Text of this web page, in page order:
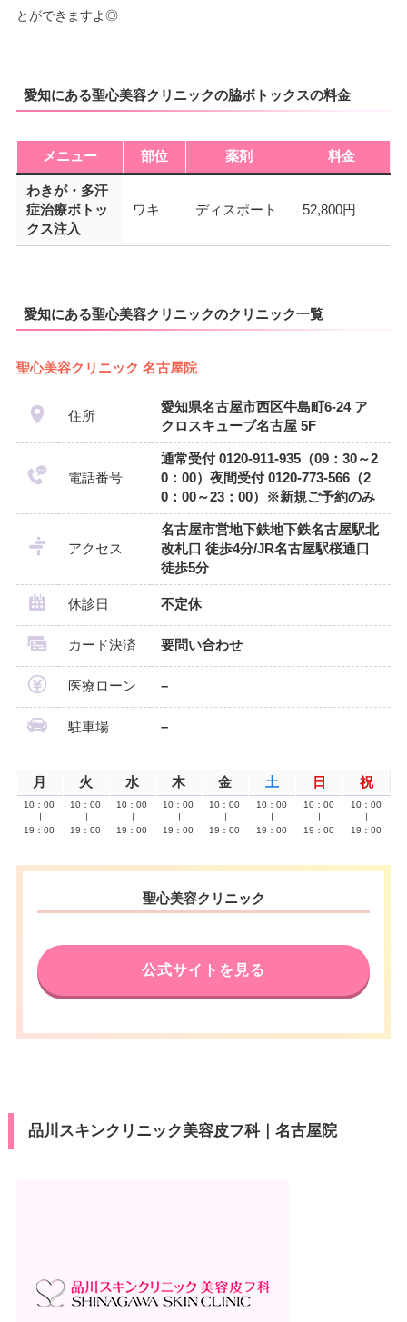
とができますよ◎
愛知にある聖心美容クリニックの脇ボトックスの料金
メニュー 部位 薬剤 料金
わきが・多汗
症治療ボトッ
クス注入
ワキ ディスポート 52,800円
愛知にある聖心美容クリニックのクリニック一覧
聖心美容クリニック 名古屋院
住所
愛知県名古屋市西区牛島町6-24 ア
クロスキューブ名古屋 5F
電話番号
通常受付 0120-911-935（09：30～2
0：00）夜間受付 0120-773-566（2
0：00～23：00）※新規ご予約のみ
アクセス
名古屋市営地下鉄地下鉄名古屋駅北
改札口 徒歩4分/JR名古屋駅桜通口
徒歩5分
休診日 不定休
カード決済 要問い合わせ
医療ローン –
駐車場 –
月 火 水 木 金 土 日 祝
10：00
19：00
10：00
19：00
10：00
19：00
10：00
19：00
10：00
19：00
10：00
19：00
10：00
19：00
10：00
19：00
聖心美容クリニック
公式サイトを見る
品川スキンクリニック美容皮フ科｜名古屋院